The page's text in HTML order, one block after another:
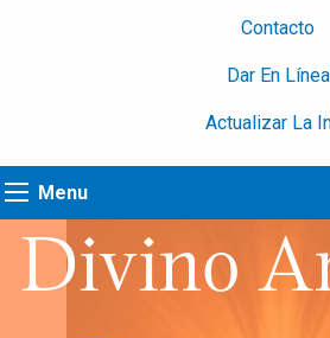
Contacto
Dar En Línea
Actualizar La
Menu
Divino